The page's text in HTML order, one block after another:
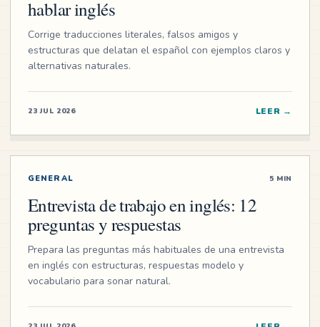
hablar inglés
Corrige traducciones literales, falsos amigos y
estructuras que delatan el español con ejemplos claros y
alternativas naturales.
23 JUL 2026 LEER →
GENERAL 5 MIN
Entrevista de trabajo en inglés: 12
preguntas y respuestas
Prepara las preguntas más habituales de una entrevista
en inglés con estructuras, respuestas modelo y
vocabulario para sonar natural.